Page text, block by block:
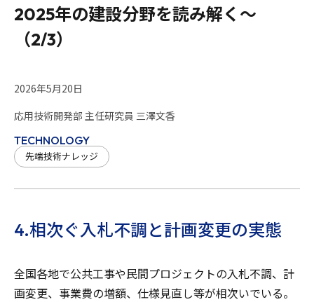
2025年の建設分野を読み解く～
（2/3）
2026年5月20日
応用技術開発部 主任研究員 三澤文香
TECHNOLOGY
先端技術ナレッジ
4.相次ぐ入札不調と計画変更の実態
全国各地で公共工事や民間プロジェクトの入札不調、計
画変更、事業費の増額、仕様見直し等が相次いでいる。